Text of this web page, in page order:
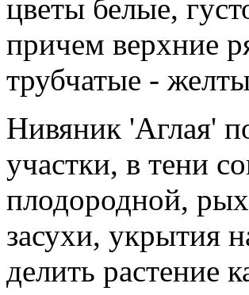
цветы белые,
причем верхние
трубчатые -
Нивяник 'Аглая'
участки, в тени
плодородной,
засухи, укрытия
делить растение